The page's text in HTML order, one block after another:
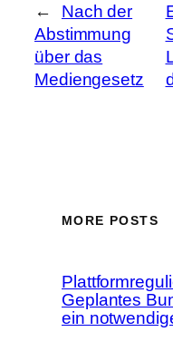
←
Nach der
Abstimmung
über das
Mediengesetz
MORE POSTS
Geplantes
ein